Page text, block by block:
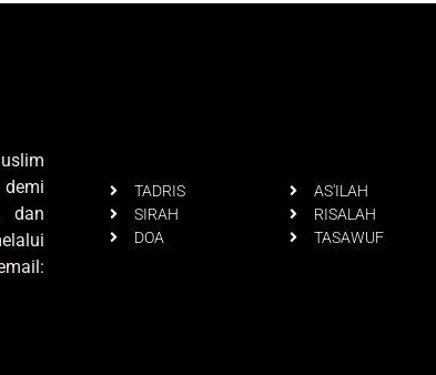
dan
TADRIS
SIRAH
DOA
AS'ILAH
RISALAH
TASAWUF